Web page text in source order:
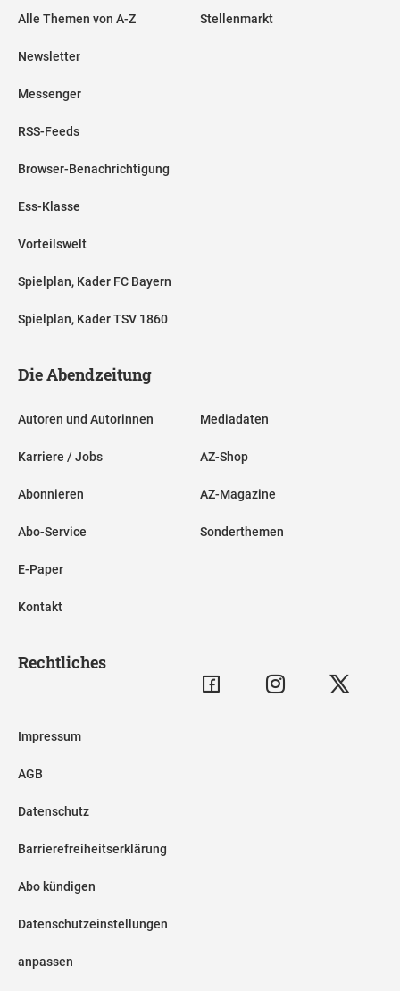
Alle Themen von A-Z
Newsletter
Messenger
RSS-Feeds
Browser-Benachrichtigung
Ess-Klasse
Vorteilswelt
Spielplan, Kader FC Bayern
Spielplan, Kader TSV 1860
Stellenmarkt
Die Abendzeitung
Autoren und Autorinnen
Karriere / Jobs
Abonnieren
Abo-Service
E-Paper
Kontakt
Mediadaten
AZ-Shop
AZ-Magazine
Sonderthemen
Rechtliches
Impressum
AGB
Datenschutz
Barrierefreiheitserklärung
Abo kündigen
Datenschutzeinstellungen
anpassen